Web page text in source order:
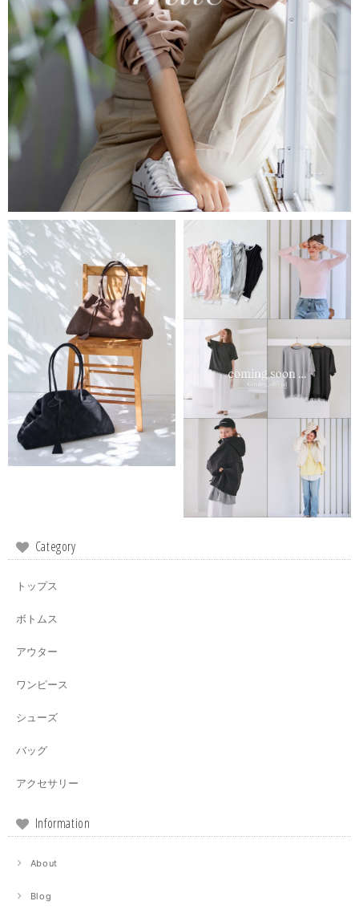
Category
トップス
ボトムス
アウター
ワンピース
シューズ
バッグ
アクセサリー
Information
About
Blog